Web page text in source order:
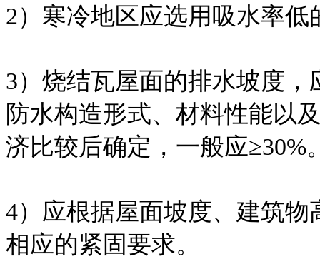
2）寒冷地区应选用吸水率低
3）烧结瓦屋面的排水坡度
防水构造形式、材料性能以
济比较后确定，一般应≥30%
4）应根据屋面坡度、建筑
相应的紧固要求。